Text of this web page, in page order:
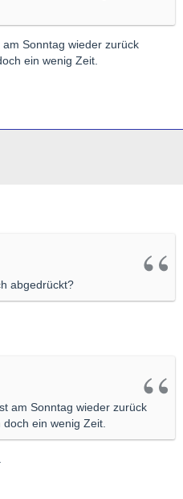
Sonntag wieder zurück
ein wenig Zeit.
abgedrückt?
am Sonntag wieder zurück
ein wenig Zeit.